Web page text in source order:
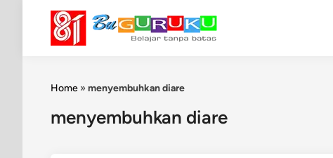
content
Home » menyembuhkan diare
menyembuhkan diare